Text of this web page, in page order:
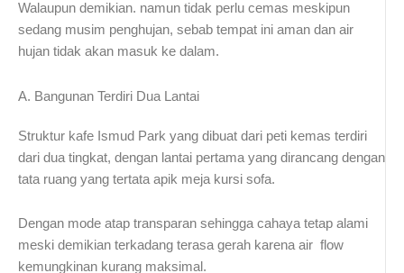
Walaupun demikian. namun tidak perlu cemas meskipun
sedang musim penghujan, sebab tempat ini aman dan air
hujan tidak akan masuk ke dalam.
A. Bangunan Terdiri Dua Lantai
Struktur kafe Ismud Park yang dibuat dari peti kemas terdiri
dari dua tingkat, dengan lantai pertama yang dirancang dengan
tata ruang yang tertata apik meja kursi sofa.
Dengan mode atap transparan sehingga cahaya tetap alami
meski demikian terkadang terasa gerah karena air flow
kemungkinan kurang maksimal.